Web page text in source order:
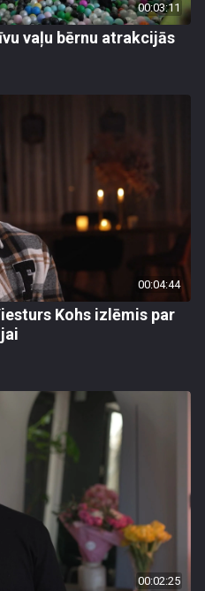
00:03:11
vaļu bērnu atrakcijās
00:04:44
Kohs izlēmis par
00:02:25